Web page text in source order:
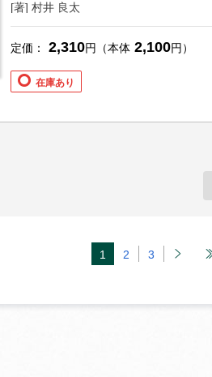
[著] 村井 良太
定価： 2,310円（本体 2,100円）
在庫あり
1 2 3